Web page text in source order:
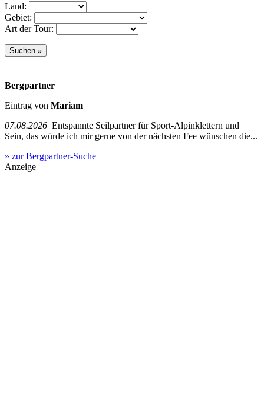
Land:
Gebiet:
Art der Tour:
Bergpartner
Eintrag von Mariam
07.08.2026 Entspannte Seilpartner für Sport-Alpinklettern und
Sein, das würde ich mir gerne von der nächsten Fee wünschen die...
» zur Bergpartner-Suche
Anzeige